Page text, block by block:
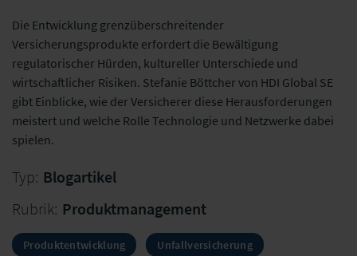
Die Entwicklung grenzüberschreitender
Versicherungsprodukte erfordert die Bewältigung
regulatorischer Hürden, kultureller Unterschiede und
wirtschaftlicher Risiken. Stefanie Böttcher von HDI Global SE
gibt Einblicke, wie der Versicherer diese Herausforderungen
meistert und welche Rolle Technologie und Netzwerke dabei
spielen.
Typ: Blogartikel
Rubrik: Produktmanagement
Produktentwicklung Unfallversicherung